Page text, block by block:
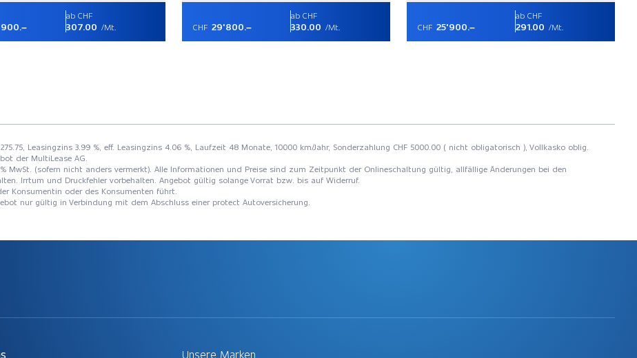
ab CHF
307.00 /Mt. CHF 29'800.–
ab CHF
330.00 /Mt. CHF 25'900.–
ab CHF
291.00 /Mt.
Leasingzins 3.99 %, eff. Leasingzins 4.06 %, Laufzeit 48 Monate, 10000 km/Jahr, Sonderzahlung CHF 5000.00 ( nicht obligatorisch ), Vollkasko oblig.
der MultiLease AG.
MwSt. (sofern nicht anders vermerkt). Alle Informationen und Preise sind zum Zeitpunkt der Onlineschaltung gültig, allfällige Änderungen bei den
Irrtum und Druckfehler vorbehalten. Angebot gültig solange Vorrat bzw. bis auf Widerruf.
Konsumentin oder des Konsumenten führt.
nur gültig in Verbindung mit dem Abschluss einer protect Autoversicherung.
Unsere Marken